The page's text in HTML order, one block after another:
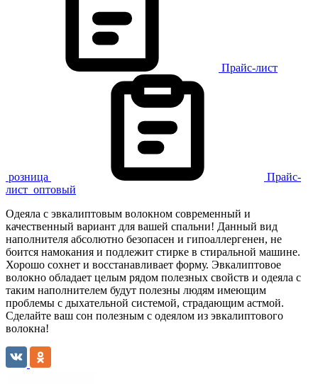
Прайс-лист
розница
Прайс-
лист оптовый
Одеяла с эвкалиптовым волокном современный и
качественный вариант для вашей спальни! Данный вид
наполнителя абсолютно безопасен и гипоаллергенен, не
боится намокания и подлежит стирке в стиральной машине.
Хорошо сохнет и восстанавливает форму. Эвкалиптовое
волокно обладает целым рядом полезных свойств и одеяла с
таким наполнителем будут полезны людям имеющим
проблемы с дыхательной системой, страдающим астмой.
Сделайте ваш сон полезным с одеялом из эвкалиптового
волокна!